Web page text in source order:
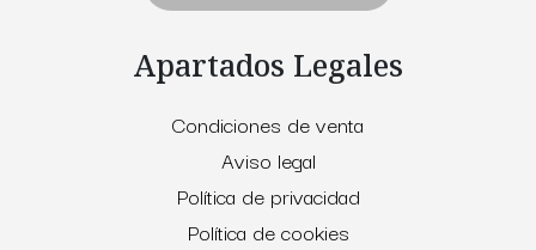
Apartados Legales
Condiciones de venta
Aviso legal
Política de privacidad
Política de cookies